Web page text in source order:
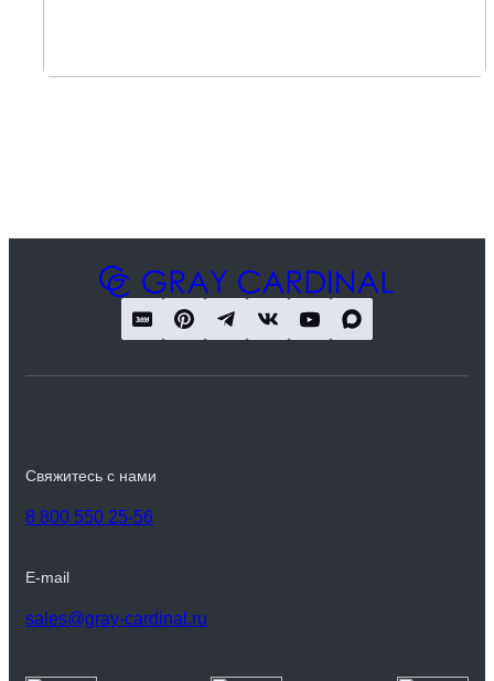
Свяжитесь с нами
8 800 550 25-56
E-mail
sales@gray-cardinal.ru